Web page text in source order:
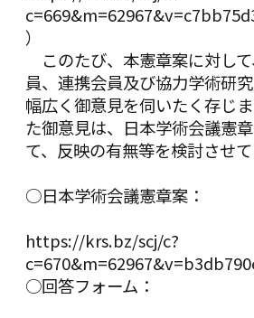
）
このたび、本憲章案に対し
員、連携会員及び協力学術研究
幅広く御意見を伺いたく存じ
た御意見は、日本学術会議憲
て、反映の有無等を検討させて
○日本学術会議憲章案：
https://krs.bz/scj/c?
○回答フォーム：